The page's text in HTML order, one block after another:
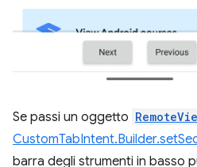
Se passi un oggetto
barra degli strumenti in basso